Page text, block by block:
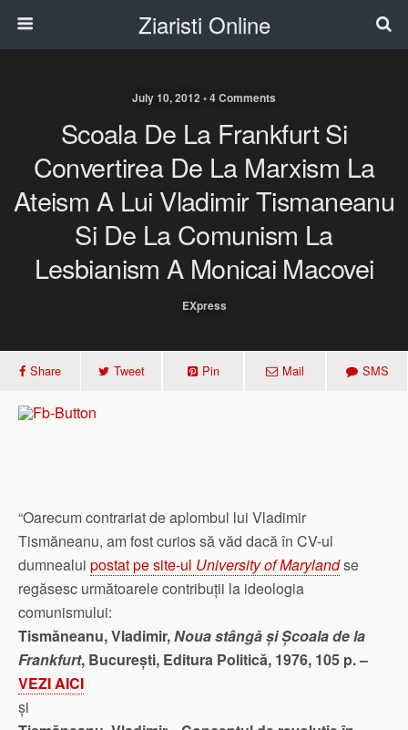
Ziaristi Online
July 10, 2012 • 4 Comments
Scoala De La Frankfurt Si
Convertirea De La Marxism La
Ateism A Lui Vladimir Tismaneanu
Si De La Comunism La
Lesbianism A Monicai Macovei
EXpress
Share Tweet Pin Mail SMS
“Oarecum contrariat de aplombul lui Vladimir
Tismăneanu, am fost curios să văd dacă în CV-ul
dumnealui postat pe site-ul University of Marylandse
regăsesc următoarele contribuții la ideologia
comunismului:
Tismăneanu, Vladimir,Noua stângă și Școala de la
Frankfurt, București, Editura Politică, 1976, 105 p. –
VEZI AICI
și